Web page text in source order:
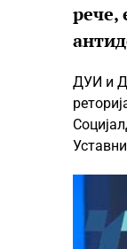
рече,
ДУИ и